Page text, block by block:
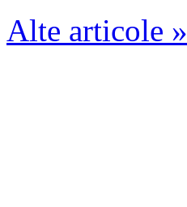
Alte articole »